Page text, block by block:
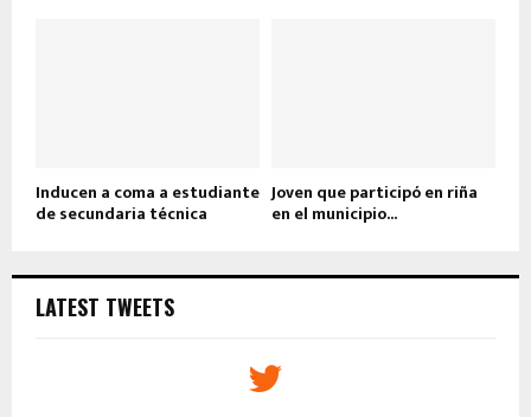
Inducen a coma a estudiante
de secundaria técnica
Joven que participó en riña
en el municipio...
LATEST TWEETS